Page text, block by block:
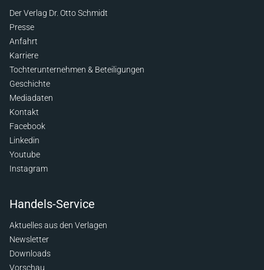
Der Verlag Dr. Otto Schmidt
Presse
Anfahrt
Karriere
Tochterunternehmen & Beteiligungen
Geschichte
Mediadaten
Kontakt
Facebook
Linkedin
Youtube
Instagram
Handels-Service
Aktuelles aus den Verlagen
Newsletter
Downloads
Vorschau